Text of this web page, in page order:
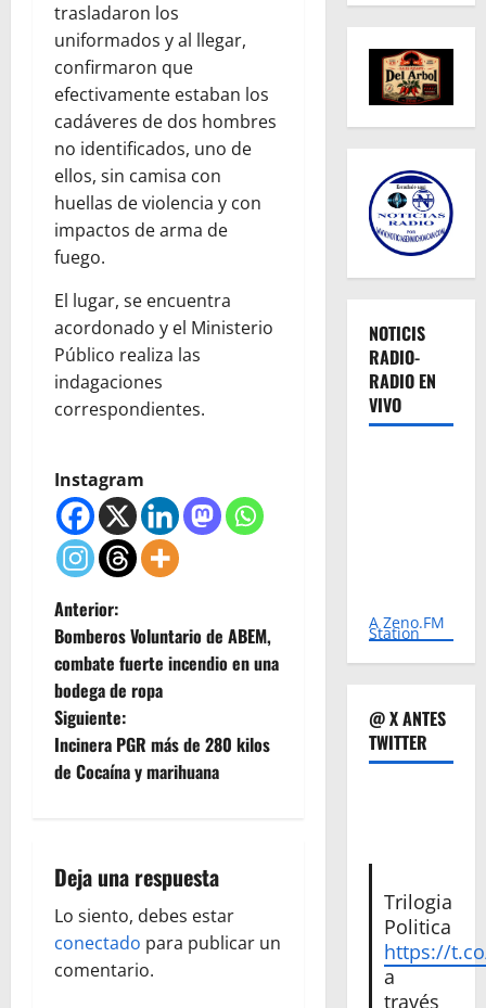
trasladaron los
uniformados y al llegar,
confirmaron que
efectivamente estaban los
cadáveres de dos hombres
no identificados, uno de
ellos, sin camisa con
huellas de violencia y con
impactos de arma de
fuego.
El lugar, se encuentra
acordonado y el Ministerio
Público realiza las
indagaciones
correspondientes.
Instagram
N
a
v
e
c
i
ó
Anterior:
Bomberos Voluntario de ABEM,
combate fuerte incendio en una
bodega de ropa
Siguiente:
Incinera PGR más de 280 kilos
de Cocaína y marihuana
Deja una respuesta
Lo siento, debes estar
conectado para publicar un
comentario.
NOTICIS
RADIO-
RADIO EN
VIVO
A Zeno.FM
Station
@ X ANTES
TWITTER
Trilogia
Politica
https://
a
través